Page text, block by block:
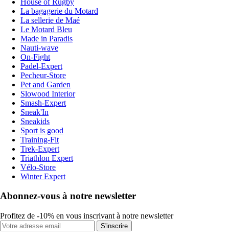
La bagagerie du Motard
La sellerie de Maé
Le Motard Bleu
Made in Paradis
Nauti-wave
On-Fight
Padel-Expert
Pecheur-Store
Pet and Garden
Slowood Interior
Smash-Expert
Sneak'In
Sneakids
Sport is good
Training-Fit
Trek-Expert
Triathlon Expert
Vélo-Store
Winter Expert
Abonnez-vous à notre newsletter
Profitez de -10% en vous inscrivant à notre newsletter
S'inscrire